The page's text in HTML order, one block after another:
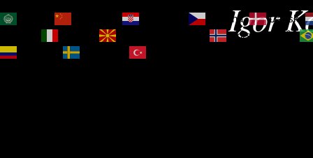
Igor
Čeština‎
Dansk
Norsk bokmål